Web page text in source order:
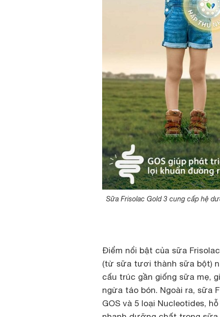
Sữa Frisolac Gold 3 cung cấp hệ
Điểm nổi bật của sữa
(từ sữa tươi thành sữa bột)
cấu trúc gần giống sữa mẹ,
ngừa táo bón. Ngoài ra, sữa
GOS và 5 loại Nucleotides,